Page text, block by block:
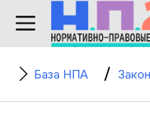
База НПА